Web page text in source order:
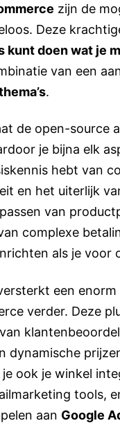
zijn de
Deze
kunt doen wat je
van een
.
de open-source
je bijna elk
hebt van
en het uiterlijk
van
complexe
als je voor
een
verder. Deze
dynamische
je ook je winkel
tools,
aan Google